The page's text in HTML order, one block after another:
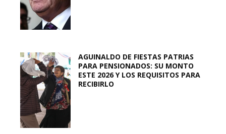
AGUINALDO DE FIESTAS PATRIAS
PARA PENSIONADOS: SU MONTO
ESTE 2026 Y LOS REQUISITOS PARA
RECIBIRLO